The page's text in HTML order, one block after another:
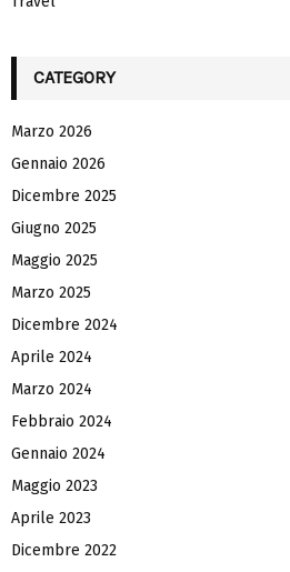
CATEGORY
Marzo 2026
Gennaio 2026
Dicembre 2025
Giugno 2025
Maggio 2025
Marzo 2025
Dicembre 2024
Aprile 2024
Marzo 2024
Febbraio 2024
Gennaio 2024
Maggio 2023
Aprile 2023
Dicembre 2022